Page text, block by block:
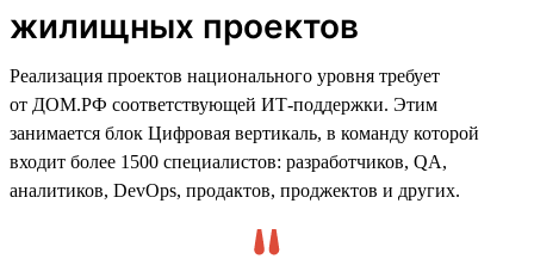
жилищных проектов
Реализация проектов национального уровня требует
от ДОМ.РФ соответствующей ИТ-поддержки. Этим
занимается блок Цифровая вертикаль, в команду которой
входит более 1500 специалистов: разработчиков, QA,
аналитиков, DevOps, продактов, проджектов и других.